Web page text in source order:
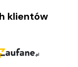
klientów